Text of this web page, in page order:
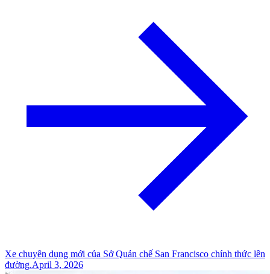
Xe chuyên dụng mới của Sở Quản chế San Francisco chính thức lên
đường.April 3, 2026